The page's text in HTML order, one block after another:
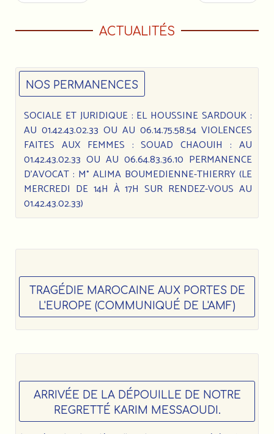
ACTUALITÉS
NOS PERMANENCES
SOCIALE ET JURIDIQUE : EL HOUSSINE SARDOUK :
AU 01.42.43.02.33 OU AU 06.14.75.58.54 VIOLENCES
FAITES AUX FEMMES : SOUAD CHAOUIH : AU
01.42.43.02.33 OU AU 06.64.83.36.10 PERMANENCE
D’AVOCAT : M° ALIMA BOUMEDIENNE-THIERRY (LE
MERCREDI DE 14H À 17H SUR RENDEZ-VOUS AU
01.42.43.02.33)
TRAGÉDIE MAROCAINE AUX PORTES DE
L'EUROPE (COMMUNIQUÉ DE L'AMF)
ARRIVÉE DE LA DÉPOUILLE DE NOTRE
REGRETTÉ KARIM MESSAOUDI.